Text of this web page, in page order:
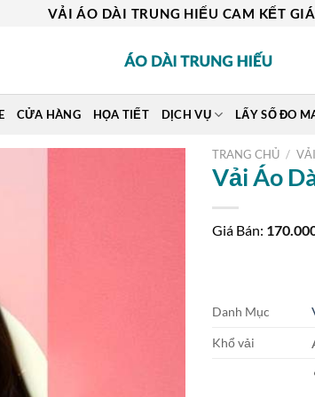
VẢI ÁO DÀI TRUNG HIẾU CAM KẾT
CỬA HÀNG HỌA TIẾT DỊCH VỤ LẤY SỐ ĐO
TRANG CHỦ /
Vải Áo
Giá Bán:
Danh Mục
Khổ vải